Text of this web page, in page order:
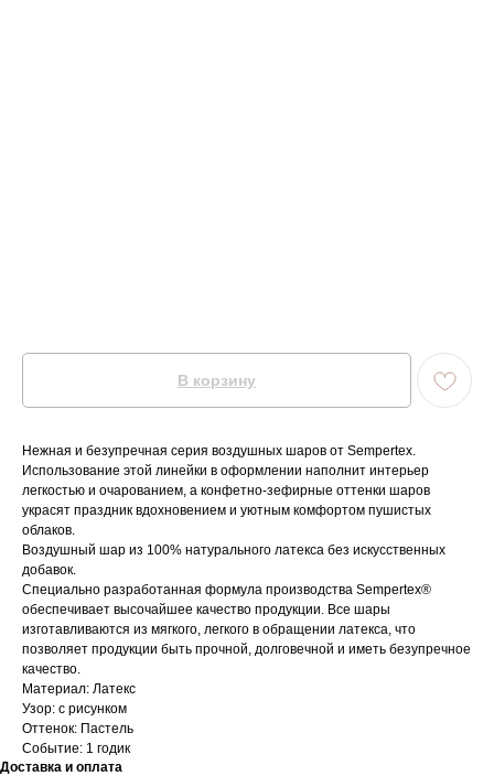
В корзину
Нежная и безупречная серия воздушных шаров от Sempertex.
Использование этой линейки в оформлении наполнит интерьер
легкостью и очарованием, а конфетно-зефирные оттенки шаров
украсят праздник вдохновением и уютным комфортом пушистых
облаков.
Воздушный шар из 100% натурального латекса без искусственных
добавок.
Специально разработанная формула производства Sempertex®
обеспечивает высочайшее качество продукции. Все шары
изготавливаются из мягкого, легкого в обращении латекса, что
позволяет продукции быть прочной, долговечной и иметь безупречное
качество.
Материал: Латекс
Узор: с рисунком
Оттенок: Пастель
Событие: 1 годик
Доставка и оплата